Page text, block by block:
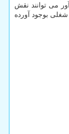
می توانند نقش
دست هستیم. سرمایه در گردش این شرکت ها حدود ۲۲۰ هزار میلیارد تومان است. همینطور ۲۵۰ هزار فرصت شغلی بوجود آورده